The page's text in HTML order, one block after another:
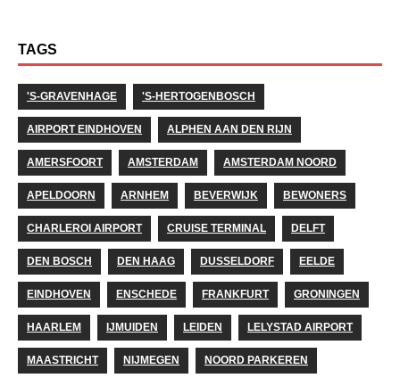
TAGS
'S-GRAVENHAGE 'S-HERTOGENBOSCH
AIRPORT EINDHOVEN ALPHEN AAN DEN RIJN
AMERSFOORT AMSTERDAM AMSTERDAM NOORD
APELDOORN ARNHEM BEVERWIJK BEWONERS
CHARLEROI AIRPORT CRUISE TERMINAL DELFT
DEN BOSCH DEN HAAG DUSSELDORF EELDE
EINDHOVEN ENSCHEDE FRANKFURT GRONINGEN
HAARLEM IJMUIDEN LEIDEN LELYSTAD AIRPORT
MAASTRICHT NIJMEGEN NOORD PARKEREN